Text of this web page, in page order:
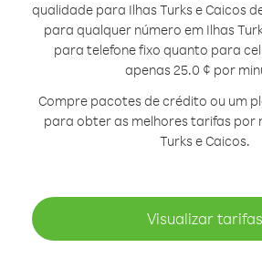
qualidade para Ilhas Turks e Caicos
para qualquer número em Ilhas
para telefone fixo quanto para
apenas 25.0 ¢ por
Compre pacotes de crédito ou um
para obter as melhores tarifas por
Turks e Caicos.
Visualizar tarifas